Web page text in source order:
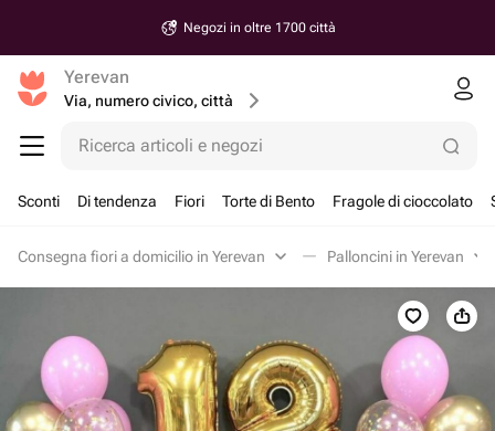
Negozi in oltre 1700 città
Yerevan
Via, numero civico, città
Ricerca articoli e negozi
Sconti Di tendenza Fiori Torte di Bento Fragole di cioccolato
Consegna fiori a domicilio in Yerevan Palloncini in Yerevan